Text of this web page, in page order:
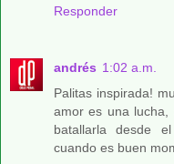
Responder
andrés 1:02 a.m.
Palitas inspirada!
amor es una lucha,
batallarla desde
cuando es buen